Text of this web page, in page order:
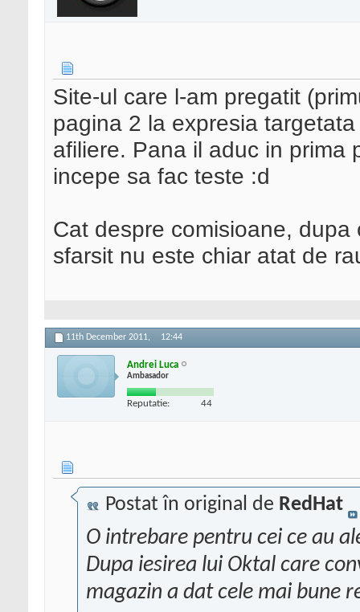
Site-ul care l-am pregatit
pagina 2 la expresia
afiliere. Pana il aduc in prima
incepe sa fac teste :d
Cat despre comisioane,
sfarsit nu este chiar atat de
11th December 2011, 12:44
Andrei Luca
Ambasador
Reputatie: 44
Postat în original de RedHat
O intrebare pentru cei ce au
Dupa iesirea lui Oktal care
magazin a dat cele mai bune